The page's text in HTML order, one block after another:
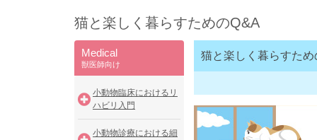
猫と楽しく暮らすためのQ&A
Medical
獣医師向け
小動物臨床におけるリ
ハビリ入門
小動物診療における細
猫と楽しく暮らすため